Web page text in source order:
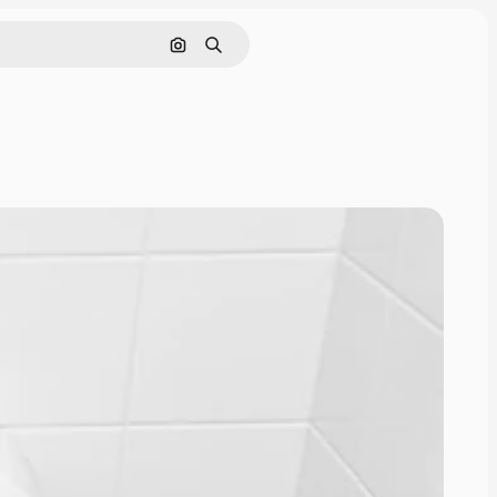
画像で検索
検索